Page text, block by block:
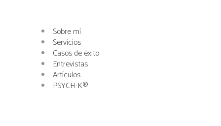
Sobre mí
Servicios
Casos de éxito
Entrevistas
Artículos
PSYCH-K®